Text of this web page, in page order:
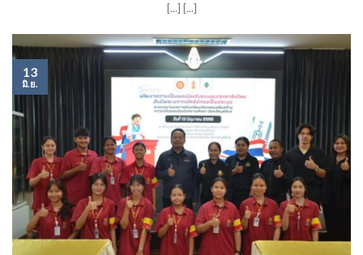
[...] [...]
13
มิ.ย.